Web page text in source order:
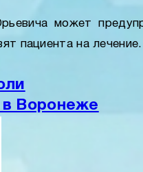
может
пациента на лечение.
в Воронеже